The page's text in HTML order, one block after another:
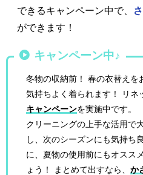
できるキャンペーン中で、
ができます！
キャンペーン中♪
冬物の収納前！ 春の衣替えを
気持ちよく着られます！ リネ
キャンペーンを実施中です。
クリーニングの上手な活用で
し、次のシーズンにも気持ち
に、夏物の使用前にもオスス
ょう！ まとめて出すなら、か